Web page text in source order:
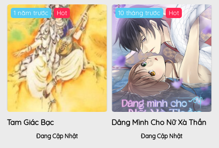
1 năm trước
Tam Giác Bạc
Đang Cập Nhật
10 tháng trước
Dâng Mình Cho Nữ Xà Thần
Đang Cập Nhật